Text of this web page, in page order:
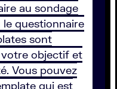
au sondage
le questionnaire
sont
objectif et
Vous pouvez
qui est